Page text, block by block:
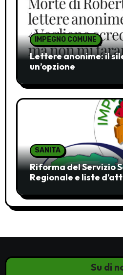
IMPEGNO COMUNE
Lettere anonime: il
un’opzione
SANITA
Riforma del Servizio
Regionale e liste
Su di